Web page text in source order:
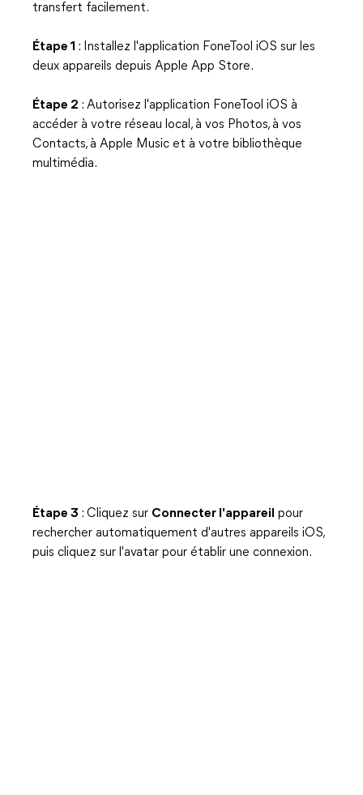
transfert facilement.
Étape 1 : Installez l'application FoneTool iOS sur les
deux appareils depuis Apple App Store.
Étape 2 : Autorisez l'application FoneTool iOS à
accéder à votre réseau local, à vos Photos, à vos
Contacts, à Apple Music et à votre bibliothèque
multimédia.
Étape 3 : Cliquez sur Connecter l'appareil pour
rechercher automatiquement d'autres appareils iOS,
puis cliquez sur l'avatar pour établir une connexion.